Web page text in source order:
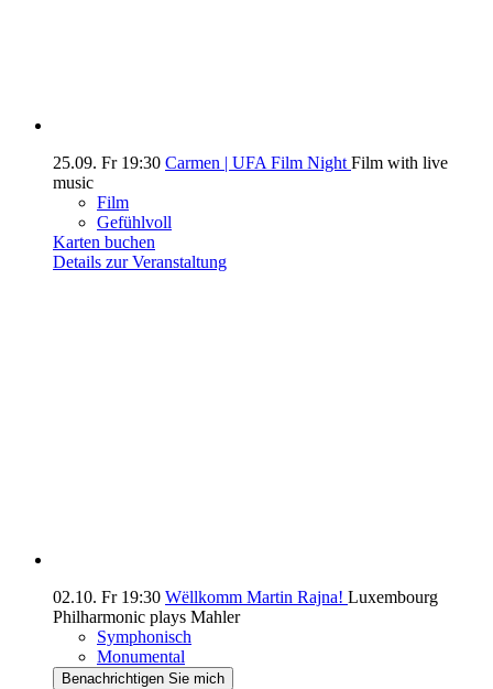
25.09. Fr 19:30 Carmen | UFA Film NightFilm with live
music
Film
Gefühlvoll
Karten buchen
Details zur Veranstaltung
02.10. Fr 19:30 Wëllkomm Martin Rajna! Luxembourg
Philharmonic plays Mahler
Symphonisch
Monumental
Benachrichtigen Sie mich